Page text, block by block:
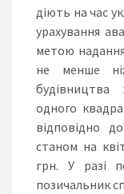
діють на час
урахування
метою
не менше
будівництва
одного
відповідно
станом на
грн. У разі
позичальник